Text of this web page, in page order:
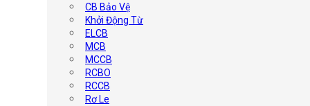
CB Bảo Vệ
Khởi Động Từ
ELCB
MCB
MCCB
RCBO
RCCB
Rơ Le